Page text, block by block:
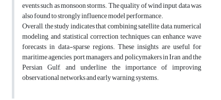
events such as monsoon storms. The quality of wind input data was
also found to strongly influence model performance.
Overall, the study indicates that combining satellite data, numerical
modeling, and statistical correction techniques can enhance wave
forecasts in data-sparse regions. These insights are useful for
maritime agencies, port managers, and policymakers in Iran and the
Persian Gulf, and underline the importance of improving
observational networks and early warning systems.